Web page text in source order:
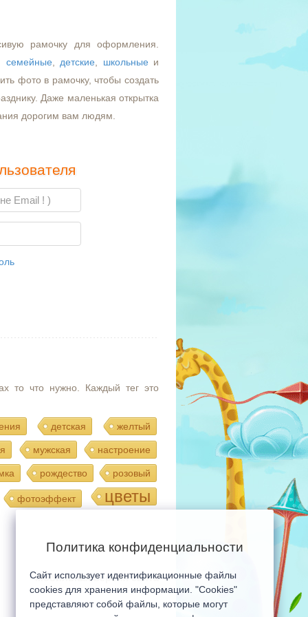
рамочку для оформления.
семейные детские школьные и
фото в рамочку, чтобы создать
Даже маленькая открытка
дорогим вам людям.
то что нужно. Каждый тег это
детская желтый
мужская настроение
рождество розовый
фотоэффект цветы
Мобильная версия сайта
Политика конфиденциальности
Сайт использует идентификационные файлы
cookies для хранения информации. "Cookies"
представляют собой файлы, которые могут